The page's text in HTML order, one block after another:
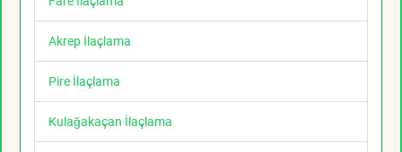
Akrep İlaçlama
Pire İlaçlama
Kulağakaçan İlaçlama